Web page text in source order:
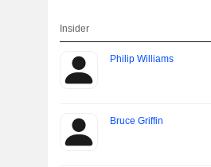
Insider
Philip Williams
Bruce Griffin